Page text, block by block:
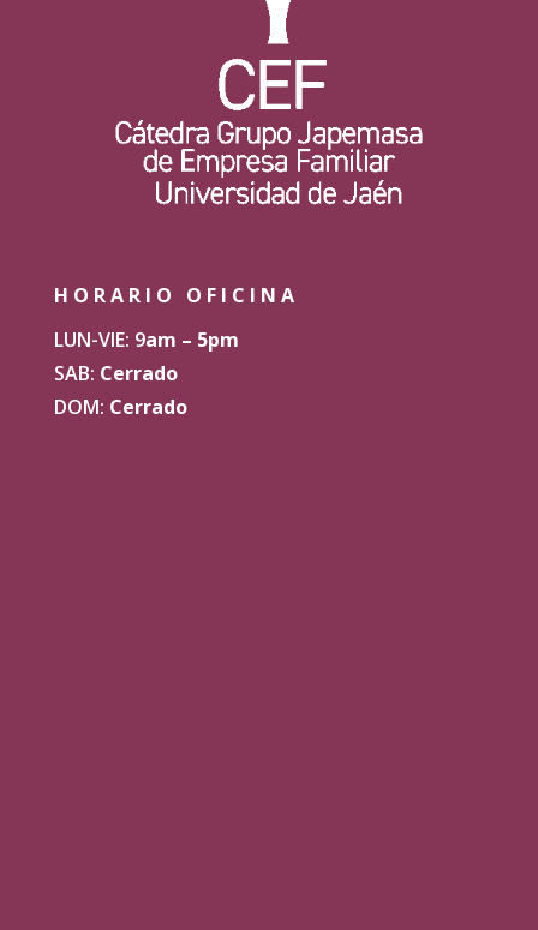
HORARIO OFICINA
LUN-VIE: 9am – 5pm
SAB: Cerrado
DOM: Cerrado